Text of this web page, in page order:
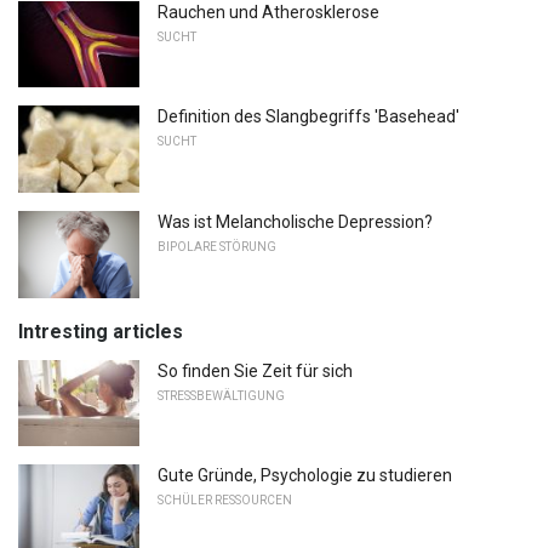
Rauchen und Atherosklerose
SUCHT
Definition des Slangbegriffs 'Basehead'
SUCHT
Was ist Melancholische Depression?
BIPOLARE STÖRUNG
Intresting articles
So finden Sie Zeit für sich
STRESSBEWÄLTIGUNG
Gute Gründe, Psychologie zu studieren
SCHÜLER RESSOURCEN